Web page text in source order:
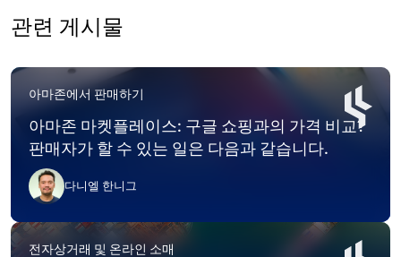
관련 게시물
아마존에서 판매하기
아마존 마켓플레이스: 구글 쇼핑과의 가격 비교?
판매자가 할 수 있는 일은 다음과 같습니다.
다니엘 한니그
전자상거래 및 온라인 소매